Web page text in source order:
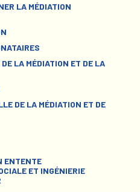
LA MÉDIATION
LA MÉDIATION ET DE LA
DE LA MÉDIATION ET DE
ENTENTE
ET INGÉNIERIE